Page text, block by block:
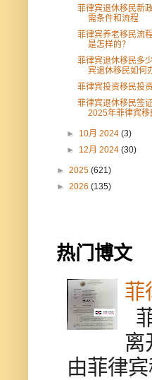
菲律宾退休移民新
需条件和流程
菲律宾养老移民流
是怎样的？
菲律宾退休移民多
宾退休移民如何
菲律宾投资移民投
菲律宾退休移民签
2025年菲律宾移
► 10月 2024(3)
► 12月 2024(30)
► 2025 (621)
► 2026 (135)
热门博文
菲
离
由菲律